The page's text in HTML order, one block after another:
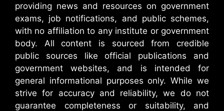
providing news and resources on government
exams, job notifications, and public schemes,
with no affiliation to any institute or government
body. All content is sourced from credible
public sources like official publications and
government websites, and is intended for
general informational purposes only. While we
strive for accuracy and reliability, we do not
guarantee completeness or suitability, and